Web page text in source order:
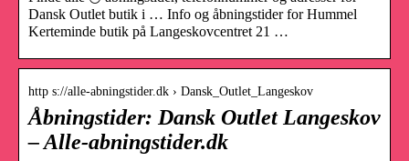
Dansk Outlet butik i … Info og åbningstider for Hummel
Kerteminde butik på Langeskovcentret 21 …
http s://alle-abningstider.dk › Dansk_Outlet_Langeskov
Åbningstider: Dansk Outlet Langeskov
– Alle-abningstider.dk